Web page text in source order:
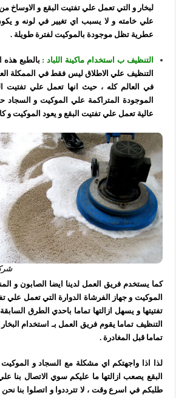
لبخار و التي تعمل علي تفتيت البقع و الاوساخ
علي خامته و لا يسبب اي تغيير في لونه و
عطرية تظل موجودة بالموكيت لفترة طويلة .
التنظيف ب استخدام ماكينة اللباد : بالطبع هذه
التنظيف علي الاطلاق ليس فقط في الممكلة
في العالم كله ، حيث انها تعمل علي تفتيت
الموجودة المتراكمة علي الموكيت و السجاد
عالية تعمل علي تفتيت البقع و يعود الموكيت و
كما يستخدم فريق العمل لدينا ايضا الصابون و
الموكيت و جهاز الفرشاة الدوارة التي تعمل علي
تفتيتها و يسهل ازالتها تماما باحدي الطرق
التنظيف تماما يقوم فريق العمل بـ استخدام
تماما قبل المغادرة .
لذا اذا واجهتكم اي مشكلة مع السجاد و
البقع يصعب ازالتها ما عليكم سوي الاتصال بنا